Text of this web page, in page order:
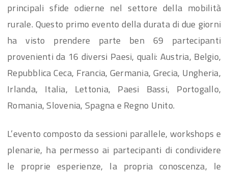
principali sfide odierne nel settore della mobilità
rurale. Questo primo evento della durata di due giorni
ha visto prendere parte ben 69 partecipanti
provenienti da 16 diversi Paesi, quali: Austria, Belgio,
Repubblica Ceca, Francia, Germania, Grecia, Ungheria,
Irlanda, Italia, Lettonia, Paesi Bassi, Portogallo,
Romania, Slovenia, Spagna e Regno Unito.
L’evento composto da sessioni parallele, workshops e
plenarie, ha permesso ai partecipanti di condividere
le proprie esperienze, la propria conoscenza, le